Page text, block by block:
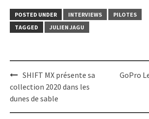
POSTED UNDER INTERVIEWS
PILOTES
TAGGED
JULIEN JAGU
Post
navigation
SHIFT MX présente sa
collection 2020 dans les
dunes de sable
GoPro